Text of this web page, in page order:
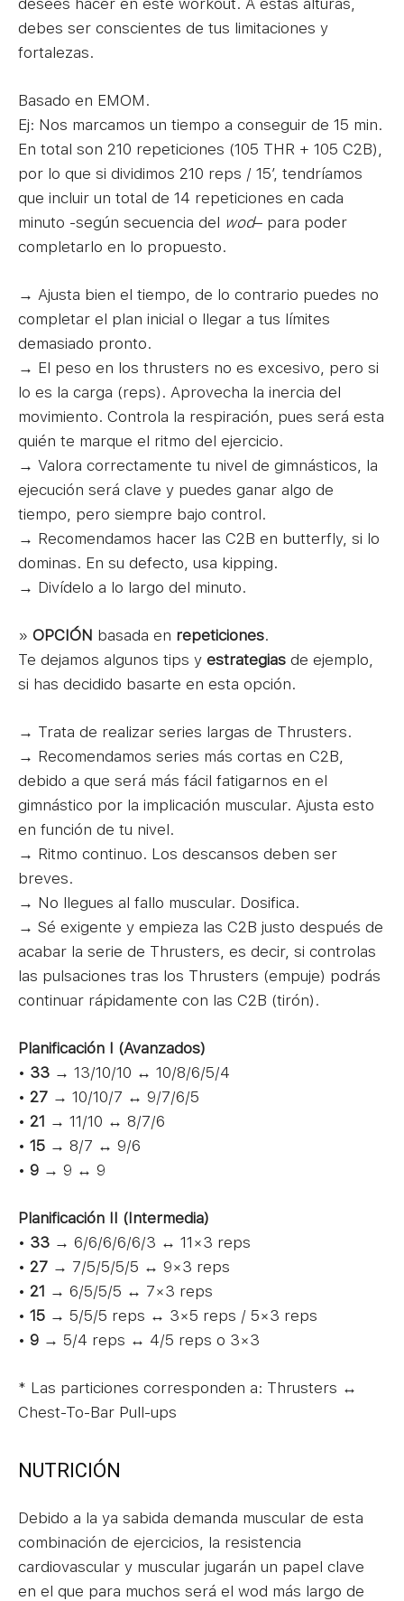
debes ser conscientes de tus limitaciones y
fortalezas.
Basado en EMOM.
Ej: Nos marcamos un tiempo a conseguir de 15 min.
En total son 210 repeticiones (105 THR + 105 C2B),
por lo que si dividimos 210 reps / 15′, tendríamos
que incluir un total de 14 repeticiones en cada
minuto -según secuencia del wod– para poder
completarlo en lo propuesto.
→ Ajusta bien el tiempo, de lo contrario puedes no
completar el plan inicial o llegar a tus límites
demasiado pronto.
→ El peso en los thrusters no es excesivo, pero si
lo es la carga (reps). Aprovecha la inercia del
movimiento. Controla la respiración, pues será esta
quién te marque el ritmo del ejercicio.
→ Valora correctamente tu nivel de gimnásticos, la
ejecución será clave y puedes ganar algo de
tiempo, pero siempre bajo control.
→ Recomendamos hacer las C2B en butterfly, si lo
dominas. En su defecto, usa kipping.
→ Divídelo a lo largo del minuto.
» OPCIÓN basada en repeticiones.
Te dejamos algunos tips y estrategias de ejemplo,
si has decidido basarte en esta opción.
→ Trata de realizar series largas de Thrusters.
→ Recomendamos series más cortas en C2B,
debido a que será más fácil fatigarnos en el
gimnástico por la implicación muscular. Ajusta esto
en función de tu nivel.
→ Ritmo continuo. Los descansos deben ser
breves.
→ No llegues al fallo muscular. Dosifica.
→ Sé exigente y empieza las C2B justo después de
acabar la serie de Thrusters, es decir, si controlas
las pulsaciones tras los Thrusters (empuje) podrás
continuar rápidamente con las C2B (tirón).
Planificación I (Avanzados)
• 33 → 13/10/10 ↔ 10/8/6/5/4
• 27 → 10/10/7 ↔ 9/7/6/5
• 21 → 11/10 ↔ 8/7/6
• 15 → 8/7 ↔ 9/6
• 9 → 9 ↔ 9
Planificación II (Intermedia)
• 33 → 6/6/6/6/6/3 ↔ 11×3 reps
• 27 → 7/5/5/5/5 ↔ 9×3 reps
• 21 → 6/5/5/5 ↔ 7×3 reps
• 15 → 5/5/5 reps ↔ 3×5 reps / 5×3 reps
• 9 → 5/4 reps ↔ 4/5 reps o 3×3
* Las particiones corresponden a: Thrusters ↔
Chest-To-Bar Pull-ups
NUTRICIÓN
Debido a la ya sabida demanda muscular de esta
combinación de ejercicios, la resistencia
cardiovascular y muscular jugarán un papel clave
en el que para muchos será el wod más largo de